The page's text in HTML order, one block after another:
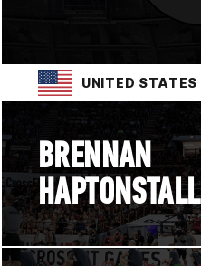
UNITED STATES
BRENNAN
HAPTONSTALL